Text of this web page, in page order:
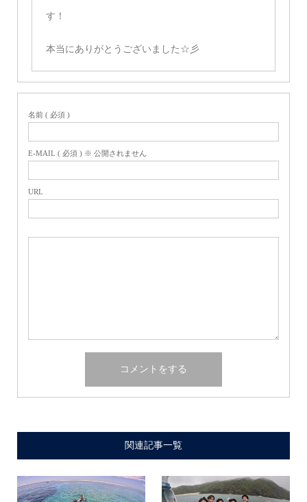
す！
本当にありがとうございました☆彡
名前 ( 必須 )
E-MAIL ( 必須 ) ※ 公開されません
URL
関連記事一覧